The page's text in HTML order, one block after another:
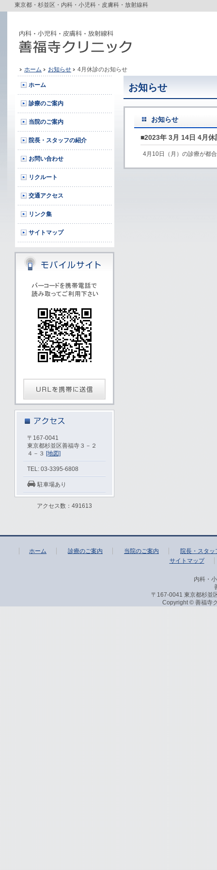
東京都・杉並区・内科・小児科・皮膚科・放射線科
ホーム お知らせ 4月休診のお知らせ
お知らせ
お知らせ
■2023年 3月 14日 4月休
4月10日（月）の診療が都
ホーム
診療のご案内
当院のご案内
院長・スタッフの紹介
お問い合わせ
リクルート
交通アクセス
リンク集
サイトマップ
〒167-0041
東京都杉並区善福寺３－２
４－３ [地図]
TEL: 03-3395-6808
駐車場あり
アクセス数：491613
ホーム 診療のご案内 当院のご案内
院長・スタッ
サイトマップ
内科・
〒167-0041 東京都杉並
Copyright © 善福寺